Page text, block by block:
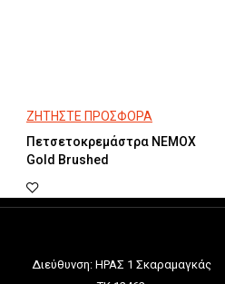
ΖΗΤΗΣΤΕ ΠΡΟΣΦΟΡΑ
Πετσετοκρεμάστρα NEMOX
Gold Brushed
Διεύθυνση: ΗΡΑΣ 1 Σκαραμαγκάς